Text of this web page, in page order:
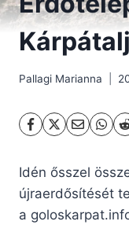
Pallagi Marianna
Idén ősszel
újraerdősítését
a